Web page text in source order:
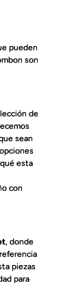
pueden
son
de
sean
esta
con
, donde
piezas
para